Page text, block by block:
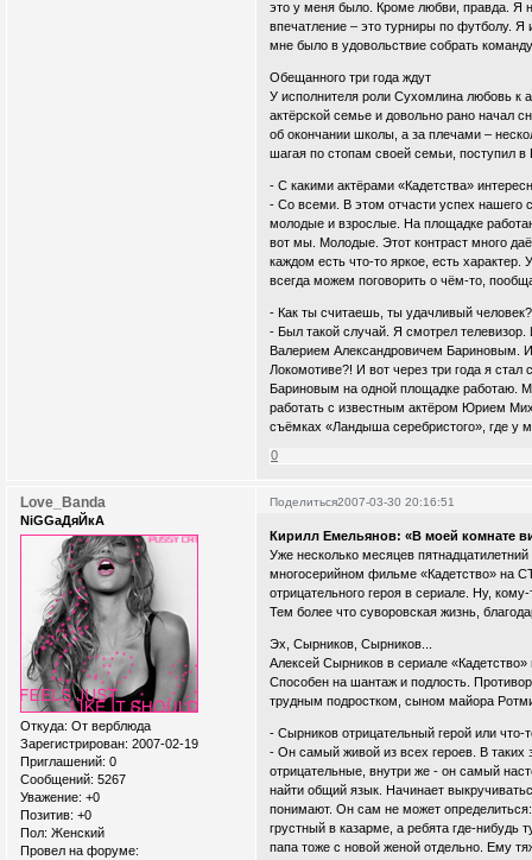
это у меня было. Кроме любви, правда. Я
впечатление – это турниры по футболу.
мне было в удовольствие собрать
Обещанного три года ждут
У исполнителя роли Сухомлина любовь к
актёрской семье и довольно рано начал
об окончании школы, а за плечами –
шагая по стопам своей семьи, поступил
- С какими актёрами «Кадетства»
- Со всеми. В этом отчасти успех нашего
молодые и взрослые. На площадке
вот мы. Молодые. Этот контраст много
каждом есть что-то яркое, есть
всегда можем поговорить о чём-то,
- Как ты считаешь, ты удачливый
- Был такой случай. Я смотрел
Валерием Александровичем Бариновым.
Локомотиве?! И вот через три года я
Бариновым на одной площадке работаю.
работать с известным актёром Юрием
съёмках «Ландыша серебристого», где у
0
Поделиться2007-03-30 20:16:51
Love_Banda
NiGGaДяЙкА
Откуда: От верблюда
Зарегистрирован: 2007-02-19
Приглашений: 0
Сообщений: 5267
Уважение: +0
Позитив: +0
Пол: Женский
Провел на форуме:
Кирилл Емельянов: «В моей комнате
Уже несколько месяцев
многосерийном фильме «Кадетство» на
отрицательного героя в сериале. Ну,
Тем более что суворовская жизнь,
Эх, Сырников, Сырников...
Алексей Сырников в сериале
Способен на шантаж и подлость.
трудным подростком, сыном майора
- Сырников отрицательный герой или
- Он самый живой из всех героев. В таких
отрицательные, внутри же - он самый
найти общий язык. Начинает
понимают. Он сам не может
грустный в казарме, а ребята где-нибудь
папа тоже с новой женой отдельно. Ему